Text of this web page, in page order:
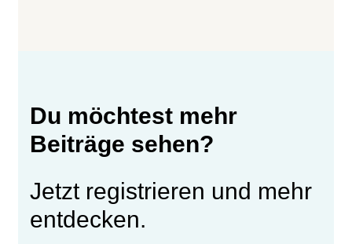
Du möchtest mehr
Beiträge sehen?
Jetzt registrieren und mehr
entdecken.